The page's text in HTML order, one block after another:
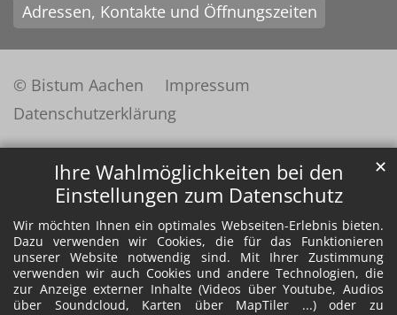
Ihre Wahlmöglichkeiten bei den
Einstellungen zum Datenschutz
Wir möchten Ihnen ein optimales Webseiten-Erlebnis bieten.
Dazu verwenden wir Cookies, die für das Funktionieren
unserer Website notwendig sind. Mit Ihrer Zustimmung
verwenden wir auch Cookies und andere Technologien, die
zur Anzeige externer Inhalte (Videos über Youtube, Audios
über Soundcloud, Karten über MapTiler ...) oder zu
✕
Adressen, Kontakte und Öffnungszeiten
© Bistum Aachen
Impressum
Datenschutzerklärung